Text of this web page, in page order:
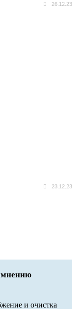
26.12.23
23.12.23
мнению
и очистка